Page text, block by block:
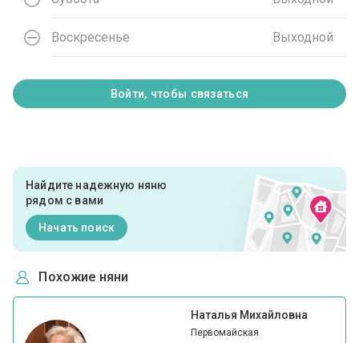
Воскресенье Выходной
Войти, чтобы связаться
Найдите надежную няню
рядом с вами
Начать поиск
Похожие няни
Наталья Михайловна
Первомайская